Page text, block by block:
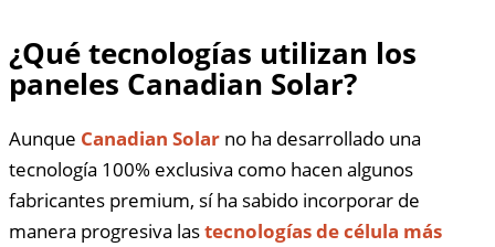
¿Qué tecnologías utilizan los
paneles Canadian Solar?
Aunque Canadian Solar no ha desarrollado una
tecnología 100% exclusiva como hacen algunos
fabricantes premium, sí ha sabido incorporar de
manera progresiva lastecnologías de célula más